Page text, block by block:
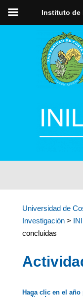
Universidad de
Investigación>
concluidas
Haga clic en el
Instituto de